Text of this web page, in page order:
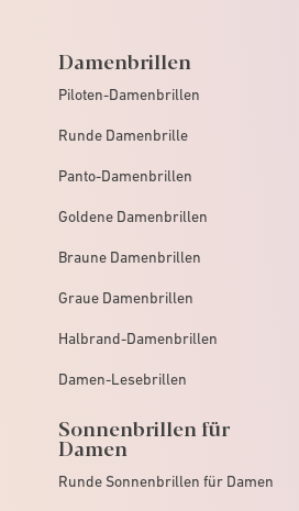
Damenbrillen
Piloten-Damenbrillen
Runde Damenbrille
Panto-Damenbrillen
Goldene Damenbrillen
Braune Damenbrillen
Graue Damenbrillen
Halbrand-Damenbrillen
Damen-Lesebrillen
Sonnenbrillen für
Damen
Runde Sonnenbrillen für Damen